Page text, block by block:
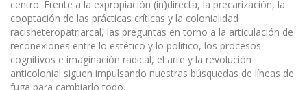
centro. Frente a la expropiación (in)directa, la precarización, la
cooptación de las prácticas críticas y la colonialidad
racisheteropatriarcal, las preguntas en torno a la articulación de
reconexiones entre lo estético y lo político, los procesos
cognitivos e imaginación radical, el arte y la revolución
anticolonial siguen impulsando nuestras búsquedas de líneas de
fuga para cambiarlo todo.